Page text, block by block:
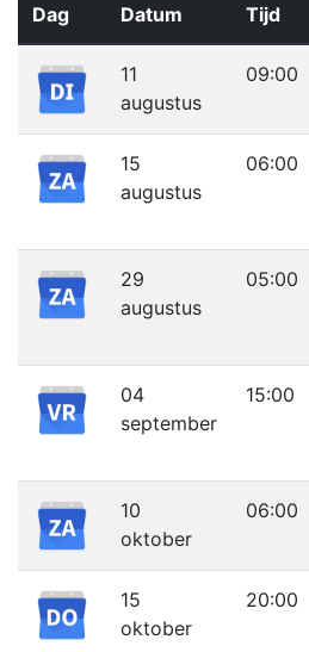
Dag Datum Tijd
11
augustus
09:00
15
augustus
06:00
29
augustus
05:00
04
september
15:00
10
oktober
06:00
15
oktober
20:00